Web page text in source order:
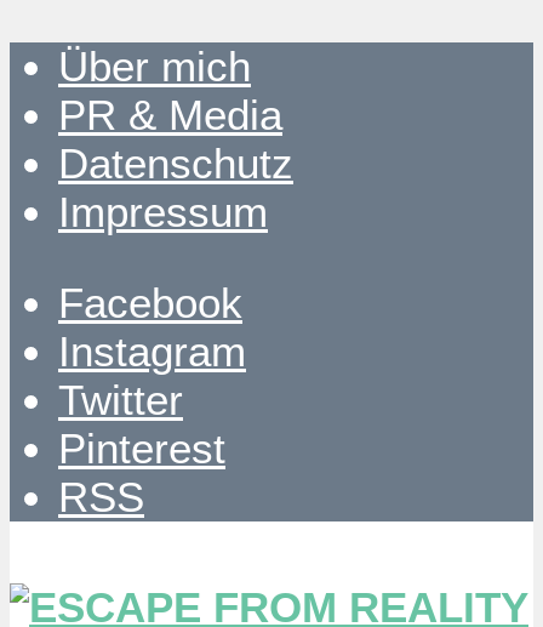
Über mich
PR & Media
Datenschutz
Impressum
Facebook
Instagram
Twitter
Pinterest
RSS